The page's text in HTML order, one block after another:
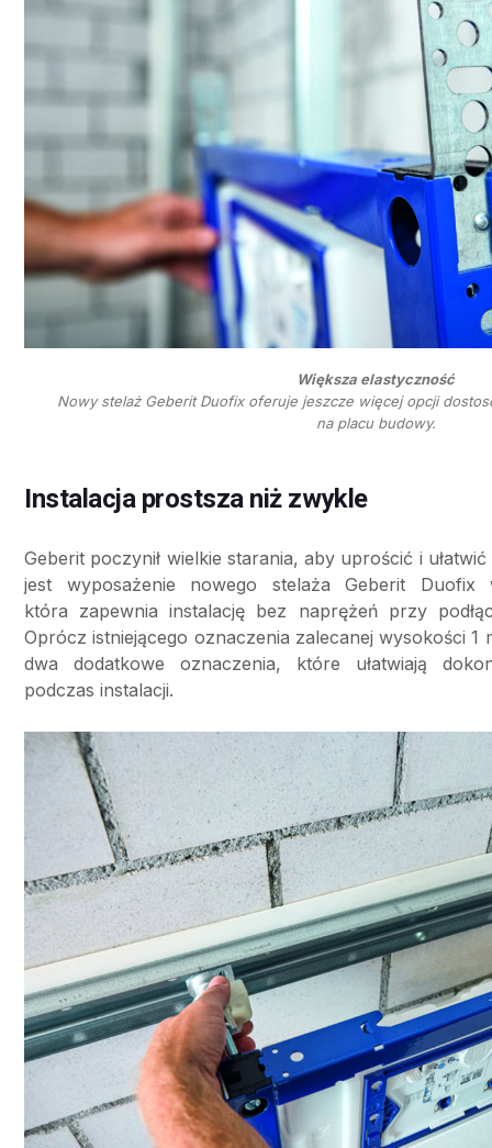
Większa elastyczność
Nowy stelaż Geberit Duofix oferuje jeszcze więcej opcji
na placu budowy.
Instalacja prostsza niż zwykle
Geberit poczynił wielkie starania, aby uprościć i
jest wyposażenie nowego stelaża Geberit
która zapewnia instalację bez naprężeń przy
Oprócz istniejącego oznaczenia zalecanej wysokości 1
dwa dodatkowe oznaczenia, które ułatwiają
podczas instalacji.